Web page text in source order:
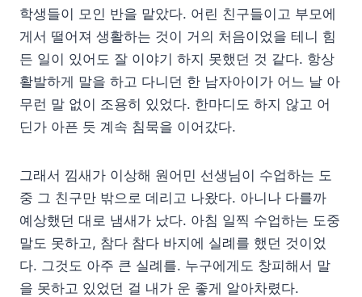
학생들이 모인 반을 맡았다. 어린 친구들이고 부모에
게서 떨어져 생활하는 것이 거의 처음이었을 테니 힘
든 일이 있어도 잘 이야기 하지 못했던 것 같다. 항상
활발하게 말을 하고 다니던 한 남자아이가 어느 날 아
무런 말 없이 조용히 있었다. 한마디도 하지 않고 어
딘가 아픈 듯 계속 침묵을 이어갔다.
그래서 낌새가 이상해 원어민 선생님이 수업하는 도
중 그 친구만 밖으로 데리고 나왔다. 아니나 다를까
예상했던 대로 냄새가 났다. 아침 일찍 수업하는 도중
말도 못하고, 참다 참다 바지에 실례를 했던 것이었
다. 그것도 아주 큰 실례를. 누구에게도 창피해서 말
을 못하고 있었던 걸 내가 운 좋게 알아차렸다.